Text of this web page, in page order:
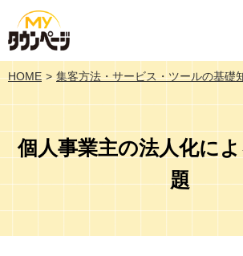
HOME 集客方法・サービス・ツールの基礎
個人事業主の法人化に
題